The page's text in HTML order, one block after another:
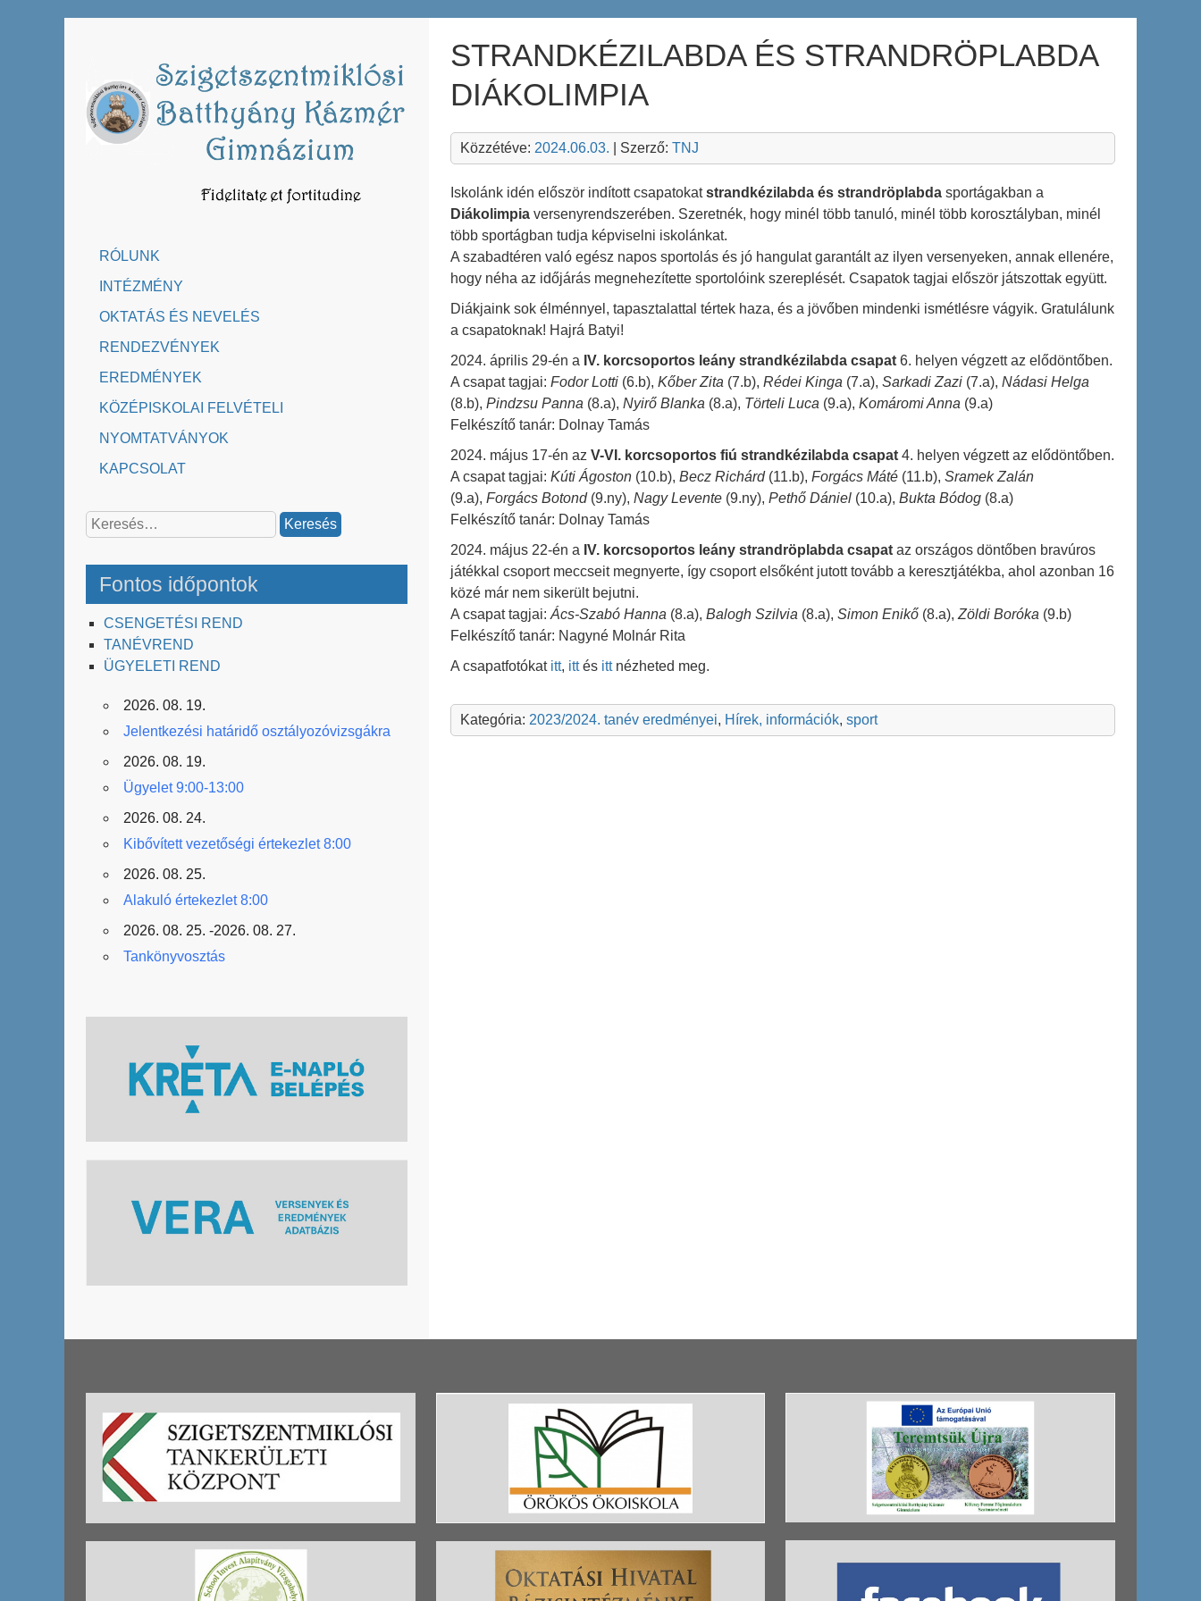
RÓLUNK
INTÉZMÉNY
OKTATÁS ÉS NEVELÉS
RENDEZVÉNYEK
EREDMÉNYEK
KÖZÉPISKOLAI FELVÉTELI
NYOMTATVÁNYOK
KAPCSOLAT
Keresés:
Fontos időpontok
CSENGETÉSI REND
TANÉVREND
ÜGYELETI REND
2026. 08. 19.
Jelentkezési határidő osztályozóvizsgákra
2026. 08. 19.
Ügyelet 9:00-13:00
2026. 08. 24.
Kibővített vezetőségi értekezlet 8:00
2026. 08. 25.
Alakuló értekezlet 8:00
2026. 08. 25. -2026. 08. 27.
Tankönyvosztás
STRANDKÉZILABDA ÉS STRANDRÖPLABDA
DIÁKOLIMPIA
Közzétéve: 2024.06.03. | Szerző: TNJ
Iskolánk idén először indított csapatokatstrandkézilabda és strandröplabda sportágakban a
Diákolimpia versenyrendszerében. Szeretnék, hogy minél több tanuló, minél több korosztályban, minél
több sportágban tudja képviselni iskolánkat.
A szabadtéren való egész napos sportolás és jó hangulat garantált az ilyen versenyeken, annak ellenére,
hogy néha az időjárás megnehezítette sportolóink szereplését. Csapatok tagjai először játszottak együtt.
Diákjaink sok élménnyel, tapasztalattal tértek haza, és a jövőben mindenki ismétlésre vágyik. Gratulálunk
a csapatoknak! Hajrá Batyi!
2024. április 29-én a IV. korcsoportos leány strandkézilabda csapat 6. helyen végzett az elődöntőben.
A csapat tagjai: Fodor Lotti (6.b), Kőber Zita (7.b), Rédei Kinga (7.a), Sarkadi Zazi (7.a), Nádasi Helga
(8.b), Pindzsu Panna (8.a), Nyirő Blanka (8.a), Törteli Luca (9.a), Komáromi Anna (9.a)
Felkészítő tanár: Dolnay Tamás
2024. május 17-én az V-VI. korcsoportos fiú strandkézilabda csapat 4. helyen végzett az elődöntőben.
A csapat tagjai: Kúti Ágoston (10.b), Becz Richárd(11.b), Forgács Máté (11.b), Sramek Zalán
(9.a), Forgács Botond(9.ny), Nagy Levente (9.ny), Pethő Dániel (10.a), Bukta Bódog (8.a)
Felkészítő tanár: Dolnay Tamás
2024. május 22-én a IV. korcsoportos leány strandröplabda csapat az országos döntőben bravúros
játékkal csoport meccseit megnyerte, így csoport elsőként jutott tovább a keresztjátékba, ahol azonban 16
közé már nem sikerült bejutni.
A csapat tagjai: Ács-Szabó Hanna (8.a), Balogh Szilvia (8.a), Simon Enikő (8.a), Zöldi Boróka (9.b)
Felkészítő tanár: Nagyné Molnár Rita
A csapatfotókat itt, ittés ittnézheted meg.
Kategória: 2023/2024. tanév eredményei, Hírek, információk, sport